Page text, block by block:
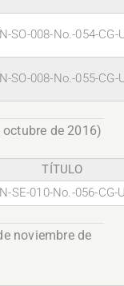
SO-008-No.-054-CG-
SO-008-No.-055-CG-
de 2016)
TÍTULO
SE-010-No.-056-CG-
noviembre de